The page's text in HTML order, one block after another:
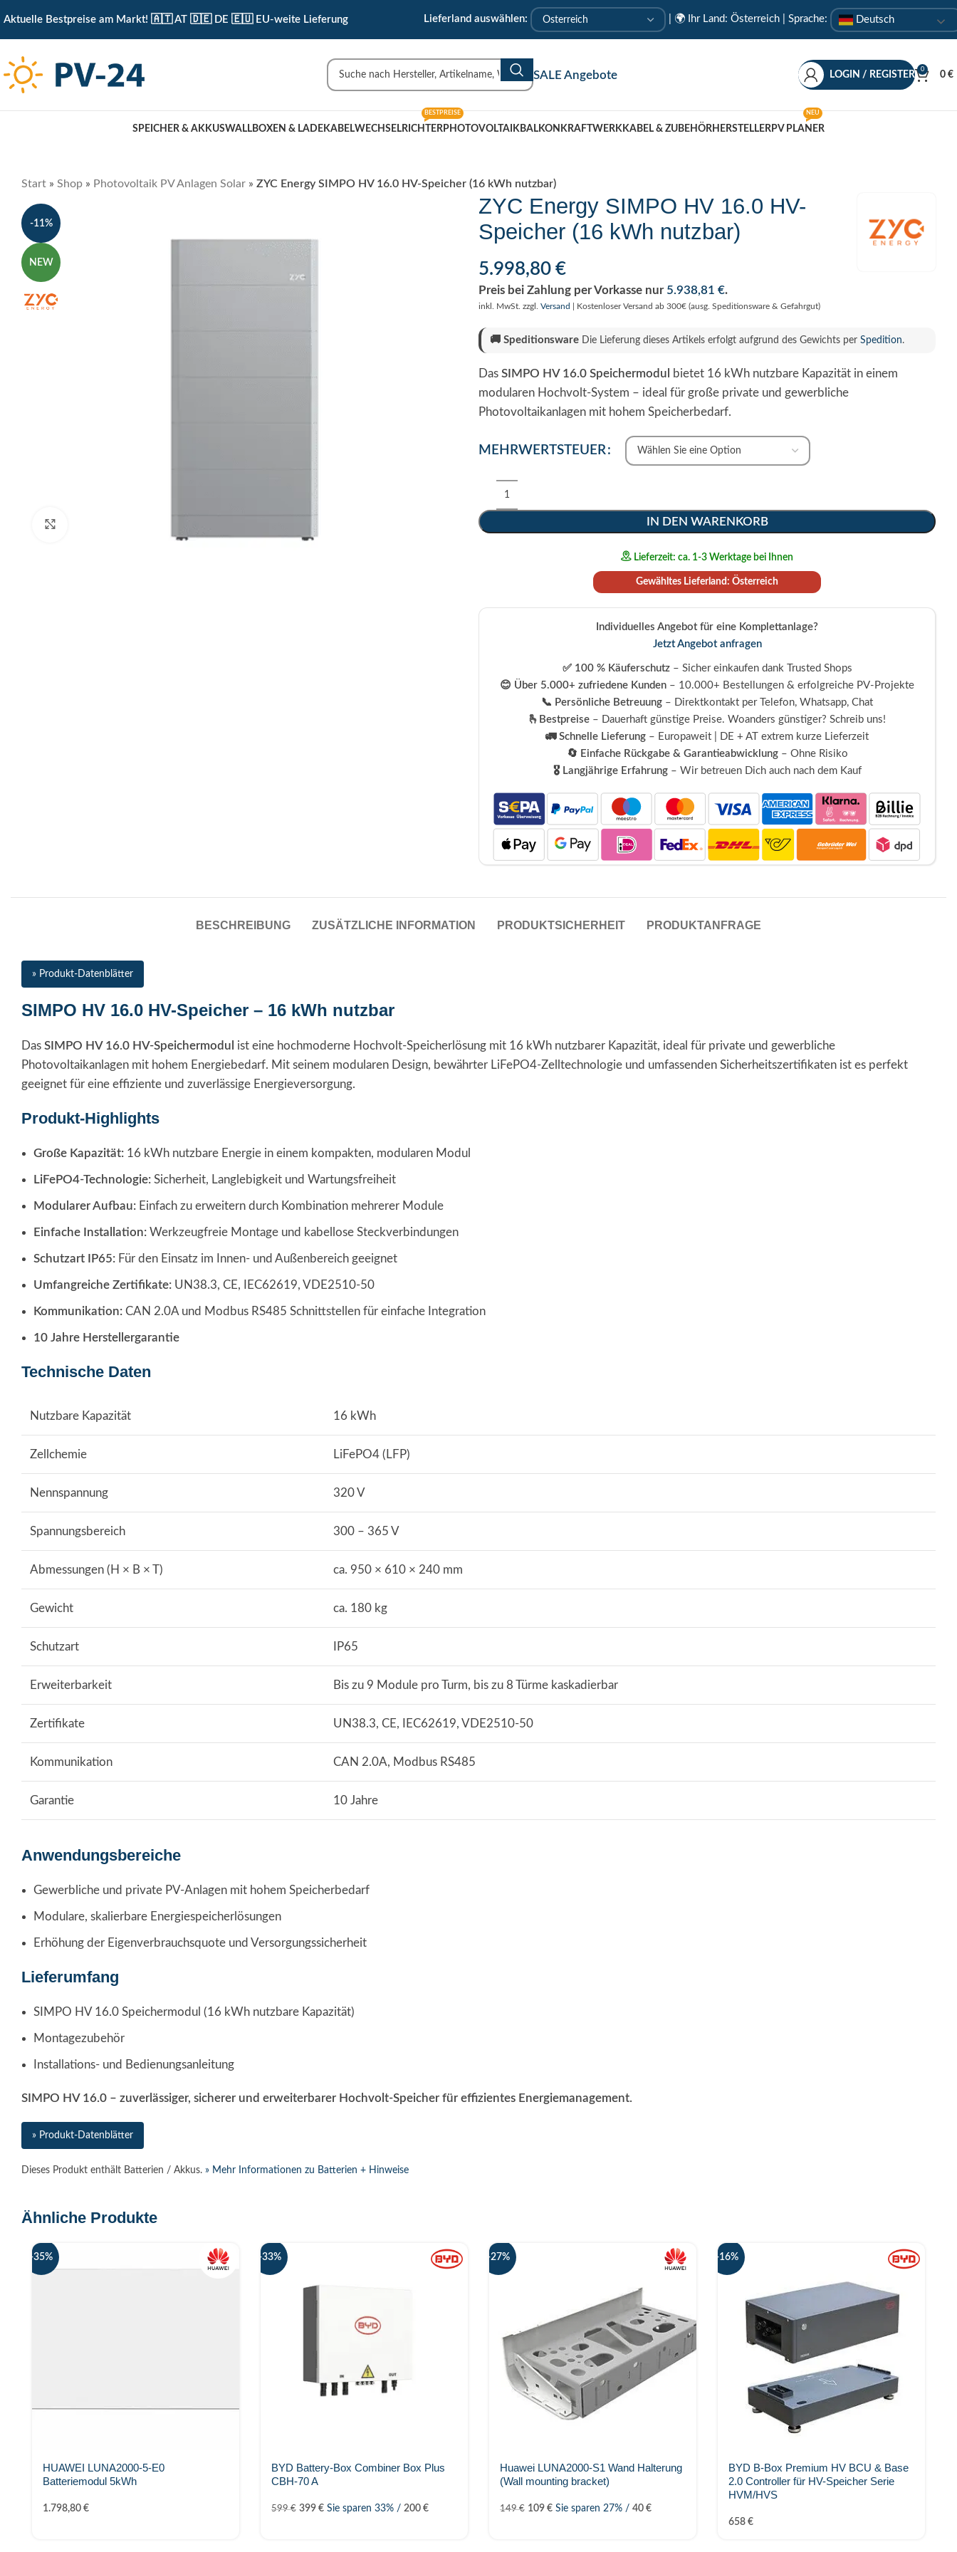
Aktuelle Bestpreise am Markt! 🇦🇹 AT 🇩🇪 DE 🇪🇺 EU-weite Lieferung Lieferland auswählen: 🌍 Ihr Land: Österreich | Sprache: Deutsch
SALE Angebote LOGIN / REGISTER
0
0 €
SPEICHER & AKKUSWALLBOXEN & LADEKABELWECHSELRICHTER
BESTPREISE
PHOTOVOLTAIK BALKONKRAFTWERK KABEL & ZUBEHÖR HERSTELLER PV PLANER
NEU
Start » Shop » Photovoltaik PV Anlagen Solar » ZYC Energy SIMPO HV 16.0 HV-Speicher (16 kWh nutzbar)
-11%
NEW
ZYC Energy SIMPO HV 16.0 HV-
Speicher (16 kWh nutzbar)
5.998,80 €
Preis bei Zahlung per Vorkasse nur 5.938,81 €.
inkl. MwSt. zzgl. Versand | Kostenloser Versand ab 300€ (ausg. Speditionsware & Gefahrgut)
🚚 Speditionsware Die Lieferung dieses Artikels erfolgt aufgrund des Gewichts per Spedition.
Das SIMPO HV 16.0 Speichermodul
bietet 16 kWh nutzbare Kapazität in einem
modularen Hochvolt-System – ideal für große private und gewerbliche
Photovoltaikanlagen mit hohem Speicherbedarf.
MEHRWERTSTEUER
IN DEN WARENKORB
Lieferzeit: ca. 1-3 Werktage bei Ihnen
Gewähltes Lieferland: Österreich
Individuelles Angebot für eine Komplettanlage?
Jetzt Angebot anfragen
✅ 100 % Käuferschutz– Sicher einkaufen dank Trusted Shops
😊 Über 5.000+ zufriedene Kunden – 10.000+ Bestellungen & erfolgreiche PV-Projekte
📞 Persönliche Betreuung – Direktkontakt per Telefon, Whatsapp, Chat
🫰Bestpreise – Dauerhaft günstige Preise. Woanders günstiger? Schreib uns!
🚛 Schnelle Lieferung – Europaweit | DE + AT extrem kurze Lieferzeit
🔄 Einfache Rückgabe & Garantieabwicklung– Ohne Risiko
🎖️ Langjährige Erfahrung– Wir betreuen Dich auch nach dem Kauf
BESCHREIBUNG ZUSÄTZLICHE INFORMATION PRODUKTSICHERHEIT PRODUKTANFRAGE
» Produkt-Datenblätter
SIMPO HV 16.0 HV-Speicher – 16 kWh nutzbar
Das SIMPO HV 16.0 HV-Speichermodul ist eine hochmoderne Hochvolt-Speicherlösung mit 16 kWh nutzbarer Kapazität, ideal für private und gewerbliche
Photovoltaikanlagen mit hohem Energiebedarf. Mit seinem modularen Design, bewährter LiFePO4-Zelltechnologie und umfassenden Sicherheitszertifikaten ist es perfekt
geeignet für eine effiziente und zuverlässige Energieversorgung.
Produkt-Highlights
Große Kapazität: 16 kWh nutzbare Energie in einem kompakten, modularen Modul
LiFePO4-Technologie: Sicherheit, Langlebigkeit und Wartungsfreiheit
Modularer Aufbau: Einfach zu erweitern durch Kombination mehrerer Module
Einfache Installation: Werkzeugfreie Montage und kabellose Steckverbindungen
Schutzart IP65: Für den Einsatz im Innen- und Außenbereich geeignet
Umfangreiche Zertifikate: UN38.3, CE, IEC62619, VDE2510-50
Kommunikation: CAN 2.0A und Modbus RS485 Schnittstellen für einfache Integration
10 Jahre Herstellergarantie
Technische Daten
Nutzbare Kapazität 16 kWh
Zellchemie LiFePO4 (LFP)
Nennspannung 320 V
Spannungsbereich 300 – 365 V
Abmessungen (H × B × T) ca. 950 × 610 × 240 mm
Gewicht ca. 180 kg
Schutzart IP65
Erweiterbarkeit Bis zu 9 Module pro Turm, bis zu 8 Türme kaskadierbar
Zertifikate UN38.3, CE, IEC62619, VDE2510-50
Kommunikation CAN 2.0A, Modbus RS485
Garantie 10 Jahre
Anwendungsbereiche
Gewerbliche und private PV-Anlagen mit hohem Speicherbedarf
Modulare, skalierbare Energiespeicherlösungen
Erhöhung der Eigenverbrauchsquote und Versorgungssicherheit
Lieferumfang
SIMPO HV 16.0 Speichermodul (16 kWh nutzbare Kapazität)
Montagezubehör
Installations- und Bedienungsanleitung
SIMPO HV 16.0 – zuverlässiger, sicherer und erweiterbarer Hochvolt-Speicher für effizientes Energiemanagement.
» Produkt-Datenblätter
Dieses Produkt enthält Batterien / Akkus. » Mehr Informationen zu Batterien + Hinweise
Ähnliche Produkte
-35%
HUAWEI LUNA2000-5-E0
Batteriemodul 5kWh
1.798,80 €
-33%
BYD Battery-Box Combiner Box Plus
CBH-70 A
599€ 399 € Sie sparen 33% / 200 €
-27%
Huawei LUNA2000-S1 Wand Halterung
(Wall mounting bracket)
149€ 109 € Sie sparen 27% / 40 €
-16%
BYD B-Box Premium HV BCU & Base
2.0 Controller für HV-Speicher Serie
HVM/HVS
658 €
KOSTENLOSE ABHOLUNG IN UNSEREM ABHOLLAGER 🇦🇹 Uderns/Zillertal/Tirol